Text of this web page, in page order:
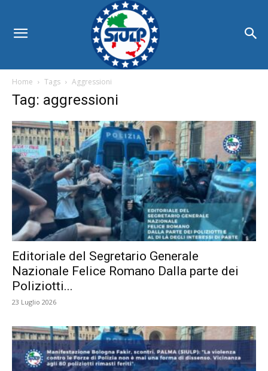
Home Tags Aggressioni
Tag: aggressioni
Editoriale del Segretario Generale
Nazionale Felice Romano Dalla parte dei
Poliziotti...
23 Luglio 2026